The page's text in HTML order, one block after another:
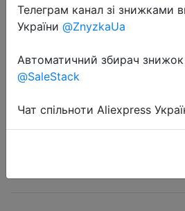
2024-01-24
New BN59 01247A
for Samsung
UA78KS9500W
UA75KS9005W
Телеграм канал зі знижками
України @ZnyzkaUa
Автоматичний збирач
@SaleStack
Чат спільноти Aliexpress